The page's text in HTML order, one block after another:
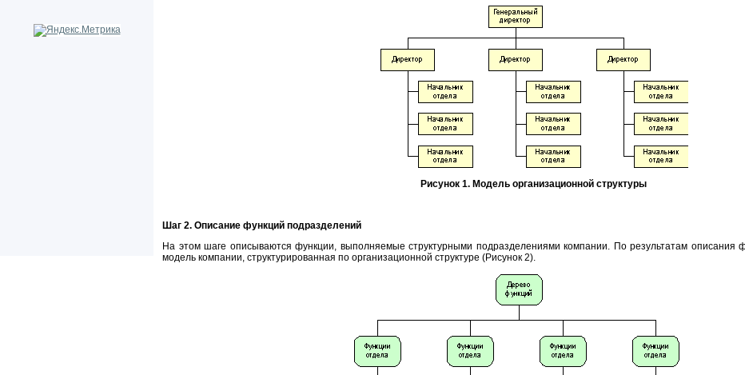
Рисунок 1. Модель организационной структуры
Шаг 2. Описание функций подразделений
На этом шаге описываются функции, выполняемые структурными подразделениями компании. По результатам описания
модель компании, структурированная по организационной структуре (Рисунок 2).